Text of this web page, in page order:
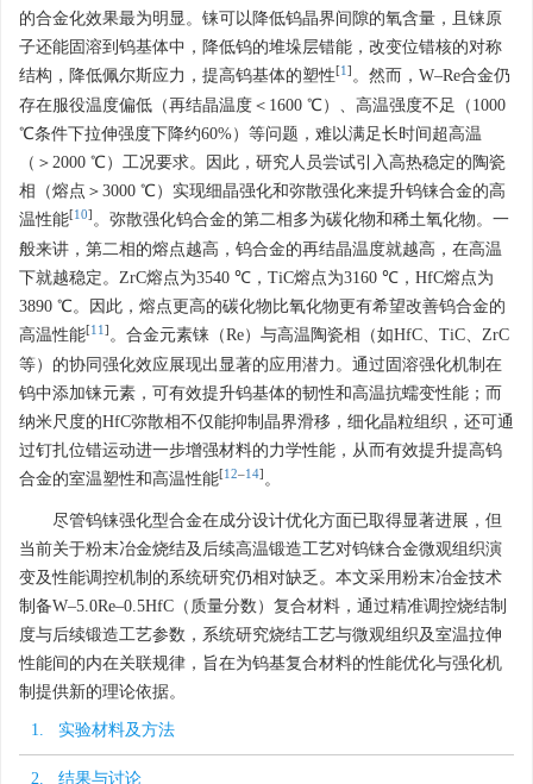
的合金化效果最为明显。铼可以降低钨晶界间隙的氧含量，且铼原
子还能固溶到钨基体中，降低钨的堆垛层错能，改变位错核的对称
结构，降低佩尔斯应力，提高钨基体的塑性[1 ] 。然而，W–Re合金仍
存在服役温度偏低（再结晶温度＜ 1600 ℃）、高温强度不足（ 1000
℃条件下拉伸强度下降约60%）等问题，难以满足长时间超高温
（＞2000 ℃）工况要求。因此，研究人员尝试引入高热稳定的陶瓷
相（熔点＞ 3000 ℃）实现细晶强化和弥散强化来提升钨铼合金的高
温性能[10] 。弥散强化钨合金的第二相多为碳化物和稀土氧化物。一
般来讲，第二相的熔点越高，钨合金的再结晶温度就越高，在高温
下就越稳定。ZrC熔点为3540 ℃，TiC熔点为3160 ℃，HfC熔点为
3890 ℃。因此，熔点更高的碳化物比氧化物更有希望改善钨合金的
高温性能[11 ] 。合金元素铼（Re）与高温陶瓷相（如HfC、TiC、ZrC
等）的协同强化效应展现出显著的应用潜力。通过固溶强化机制在
钨中添加铼元素，可有效提升钨基体的韧性和高温抗蠕变性能；而
纳米尺度的HfC弥散相不仅能抑制晶界滑移，细化晶粒组织，还可通
过钉扎位错运动进一步增强材料的力学性能，从而有效提升提高钨
合金的室温塑性和高温性能[12–14] 。
尽管钨铼强化型合金在成分设计优化方面已取得显著进展，但
当前关于粉末冶金烧结及后续高温锻造工艺对钨铼合金微观组织演
变及性能调控机制的系统研究仍相对缺乏。本文采用粉末冶金技术
制备W–5.0Re–0.5HfC（质量分数）复合材料，通过精准调控烧结制
度与后续锻造工艺参数，系统研究烧结工艺与微观组织及室温拉伸
性能间的内在关联规律，旨在为钨基复合材料的性能优化与强化机
制提供新的理论依据。
1. 实验材料及方法
2. 结果与讨论